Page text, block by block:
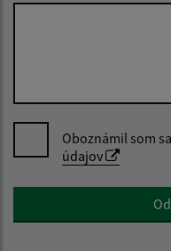
Oboznámil som
údajov
Google reCaptcha Response